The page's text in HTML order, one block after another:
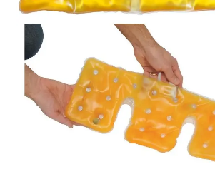
Sécurité
Pro.
0.00 €